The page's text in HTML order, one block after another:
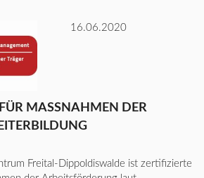
16.06.2020
MASSNAHMEN DER B
Freital-Dippoldiswalde ist zertifizierte